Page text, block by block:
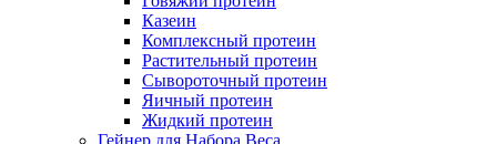
Казеин
Комплексный протеин
Растительный протеин
Сывороточный протеин
Яичный протеин
Жидкий протеин
Гейнер для Набора Веса